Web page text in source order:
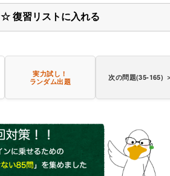
☆ 復習リストに入れる
実力試し！
ランダム出題
次の問題(35-165)